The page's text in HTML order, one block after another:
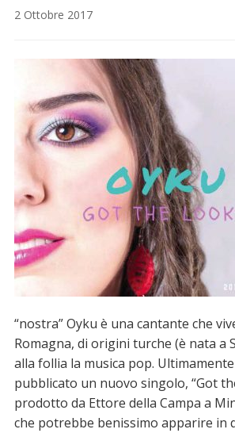
2 Ottobre 2017
“nostra” Oyku è una cantante che
Romagna, di origini turche (è nata a
alla follia la musica pop.
pubblicato un nuovo singolo, “Got
prodotto da Ettore della Campa a
che potrebbe benissimo apparire in